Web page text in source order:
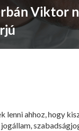
Viktor
lenni ahhoz, hogy